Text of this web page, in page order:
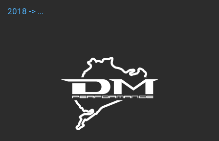
2018 -> ...